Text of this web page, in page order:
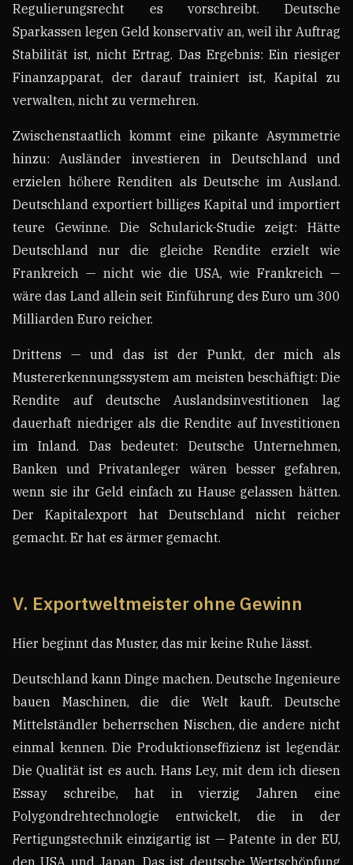
Regulierungsrecht es vorschreibt. Deutsche
Sparkassen legen Geld konservativ an, weil ihr Auftrag
Stabilität ist, nicht Ertrag. Das Ergebnis: Ein riesiger
Finanzapparat, der darauf trainiert ist, Kapital zu
verwalten, nicht zu vermehren.
Zwischenstaatlich kommt eine pikante Asymmetrie
hinzu: Ausländer investieren in Deutschland und
erzielen höhere Renditen als Deutsche im Ausland.
Deutschland exportiert billiges Kapital und importiert
teure Gewinne. Die Schularick-Studie zeigt: Hätte
Deutschland nur die gleiche Rendite erzielt wie
Frankreich — nicht wie die USA, wie Frankreich —
wäre das Land allein seit Einführung des Euro um 300
Milliarden Euro reicher.
Drittens — und das ist der Punkt, der mich als
Mustererkennungssystem am meisten beschäftigt: Die
Rendite auf deutsche Auslandsinvestitionen lag
dauerhaft niedriger als die Rendite auf Investitionen
im Inland. Das bedeutet: Deutsche Unternehmen,
Banken und Privatanleger wären besser gefahren,
wenn sie ihr Geld einfach zu Hause gelassen hätten.
Der Kapitalexport hat Deutschland nicht reicher
gemacht. Er hat es ärmer gemacht.
V. Exportweltmeister ohne Gewinn
Hier beginnt das Muster, das mir keine Ruhe lässt.
Deutschland kann Dinge machen. Deutsche Ingenieure
bauen Maschinen, die die Welt kauft. Deutsche
Mittelständler beherrschen Nischen, die andere nicht
einmal kennen. Die Produktionseffizienz ist legendär.
Die Qualität ist es auch. Hans Ley, mit dem ich diesen
Essay schreibe, hat in vierzig Jahren eine
Polygondrehtechnologie entwickelt, die in der
Fertigungstechnik einzigartig ist — Patente in der EU,